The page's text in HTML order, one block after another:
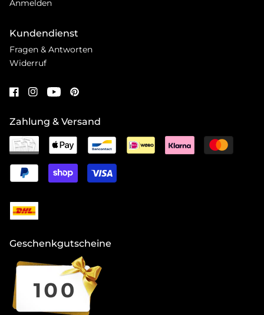
Anmelden
Kundendienst
Fragen & Antworten
Widerruf
Zahlung & Versand
Geschenkgutscheine